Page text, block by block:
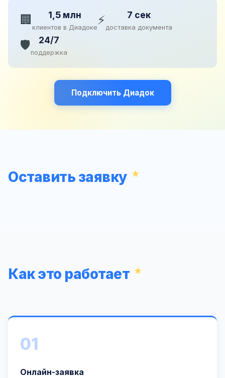
🏢 1,5 млн
клиентов в Диадоке⚡ 7 сек
доставка документа
🛡️ 24/7
поддержка
Подключить Диадок
Оставить заявку
Как это работает
01
Онлайн-заявка